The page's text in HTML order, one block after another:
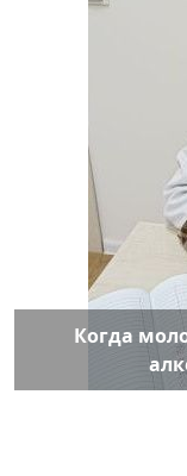
Когда